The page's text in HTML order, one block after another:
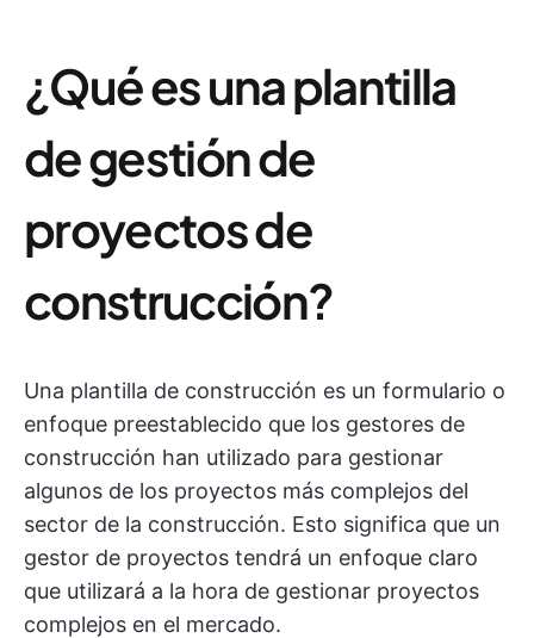
¿Qué es una plantilla
de gestión de
proyectos de
construcción?
Una plantilla de construcción es un formulario o
enfoque preestablecido que los gestores de
construcción han utilizado para gestionar
algunos de los proyectos más complejos del
sector de la construcción. Esto significa que un
gestor de proyectos tendrá un enfoque claro
que utilizará a la hora de gestionar proyectos
complejos en el mercado.